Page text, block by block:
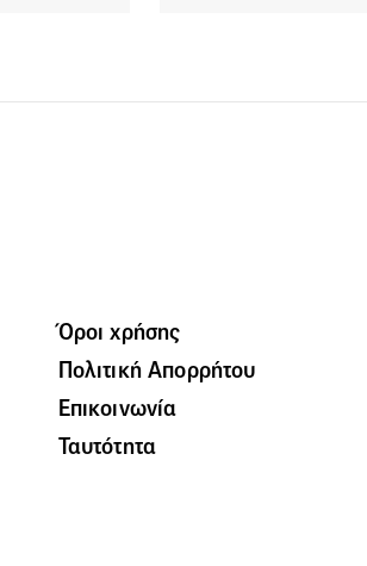
Όροι χρήσης
Πολιτική Απορρήτου
Επικοινωνία
Ταυτότητα